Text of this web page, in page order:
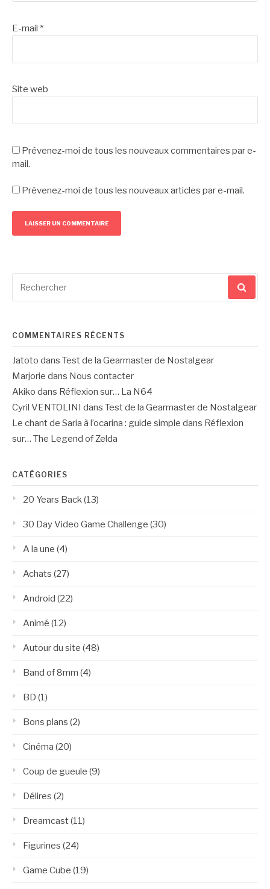
E-mail *
Site web
Prévenez-moi de tous les nouveaux commentaires par e-
mail.
Prévenez-moi de tous les nouveaux articles par e-mail.
pour
COMMENTAIRES RÉCENTS
Jatoto dans Test de la Gearmaster de Nostalgear
Marjorie dans Nous contacter
Akiko dans Réflexion sur… La N64
Cyril VENTOLINI
dans Test de la Gearmaster de Nostalgear
Le chant de Saria à l’ocarina : guide simple dans Réflexion
sur… The Legend of Zelda
CATÉGORIES
20 Years Back(13)
30 Day Video Game Challenge (30)
A la une (4)
Achats (27)
Android (22)
Animé (12)
Autour du site (48)
Band of 8mm (4)
BD (1)
Bons plans (2)
Cinéma (20)
Coup de gueule (9)
Délires (2)
Dreamcast(11)
Figurines (24)
Game Cube (19)